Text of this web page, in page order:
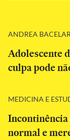
ANDREA BACELAR
Adolescente
culpa pode
MEDICINA E
Incontinência
normal e